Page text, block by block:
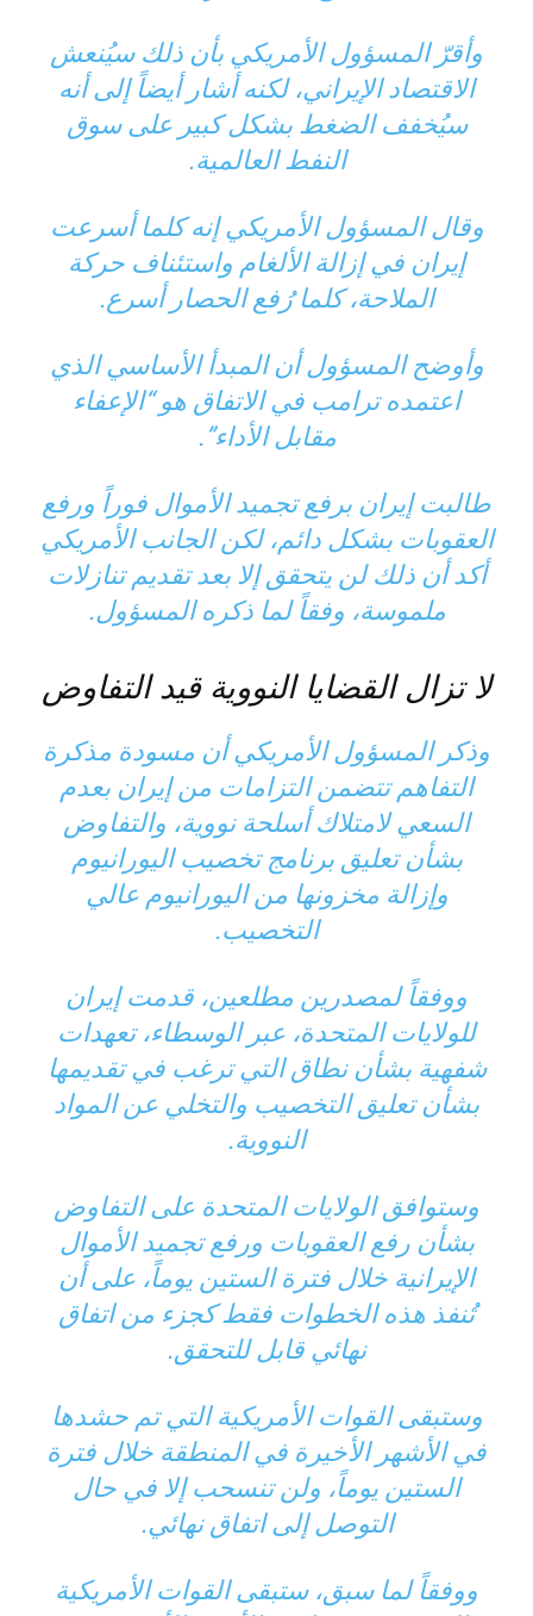
وأقرّ المسؤول الأمريكي بأن ذلك سيُنعش
الاقتصاد الإيراني، لكنه أشار أيضاً إلى أنه
سيُخفف الضغط بشكل كبير على سوق
النفط العالمية.
وقال المسؤول الأمريكي إنه كلما أسرعت
إيران في إزالة الألغام واستئناف حركة
الملاحة، كلما رُفع الحصار أسرع.
وأوضح المسؤول أن المبدأ الأساسي الذي
اعتمده ترامب في الاتفاق هو “الإعفاء
مقابل الأداء”.
طالبت إيران برفع تجميد الأموال فوراً ورفع
العقوبات بشكل دائم، لكن الجانب الأمريكي
أكد أن ذلك لن يتحقق إلا بعد تقديم تنازلات
ملموسة، وفقاً لما ذكره المسؤول.
لا تزال القضايا النووية قيد التفاوض
وذكر المسؤول الأمريكي أن مسودة مذكرة
التفاهم تتضمن التزامات من إيران بعدم
السعي لامتلاك أسلحة نووية، والتفاوض
بشأن تعليق برنامج تخصيب اليورانيوم
وإزالة مخزونها من اليورانيوم عالي
التخصيب.
ووفقاً لمصدرين مطلعين، قدمت إيران
للولايات المتحدة، عبر الوسطاء، تعهدات
شفهية بشأن نطاق التي ترغب في تقديمها
بشأن تعليق التخصيب والتخلي عن المواد
النووية.
وستوافق الولايات المتحدة على التفاوض
بشأن رفع العقوبات ورفع تجميد الأموال
الإيرانية خلال فترة الستين يوماً، على أن
تُنفذ هذه الخطوات فقط كجزء من اتفاق
نهائي قابل للتحقق.
وستبقى القوات الأمريكية التي تم حشدها
في الأشهر الأخيرة في المنطقة خلال فترة
الستين يوماً، ولن تنسحب إلا في حال
التوصل إلى اتفاق نهائي.
ووفقاً لما سبق، ستبقى القوات الأمريكية